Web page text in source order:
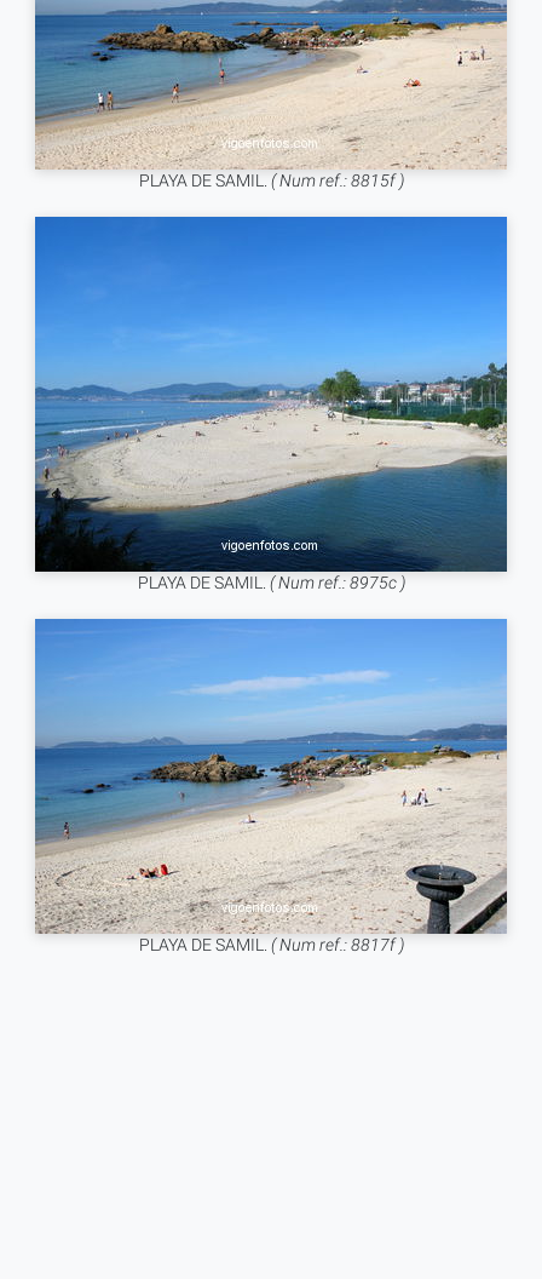
PLAYA DE SAMIL. ( Num ref.: 8815f )
PLAYA DE SAMIL. ( Num ref.: 8975c )
PLAYA DE SAMIL. ( Num ref.: 8817f )